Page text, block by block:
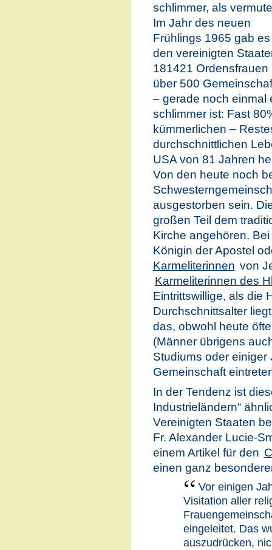
schlimmer, als
Im Jahr des neuen
Frühlings 1965 gab
den vereinigten
181421 Ordensfrauen
über 500
– gerade noch einmal
schlimmer ist: Fast
kümmerlichen –
durchschnittlichen
USA von 81 Jahren
Von den heute noch
ausgestorben sein.
großen Teil dem
Kirche angehören.
Königin der Apostel
Karmeliterinnen von
Karmeliterinnen des
Eintrittswillige, als die
Durchschnittsalter
das, obwohl heute
(Männer übrigens
Studiums oder
Gemeinschaft
In der Tendenz ist
Industrieländern“
Vereinigten Staaten
Fr. Alexander Lucie-
einem Artikel für den
einen ganz
Vor einigen
Visitation aller
eingeleitet. Das
auszudrücken,